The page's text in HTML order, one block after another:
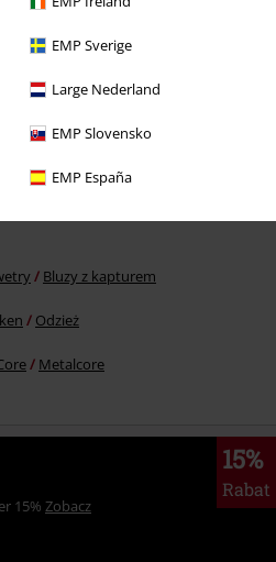
EMP Sverige
Large Nederland
EMP Slovensko
EMP España
Swetry
Bluzy z kapturem
Odzież
Metalcore
15%
Rabat
15% Zobacz